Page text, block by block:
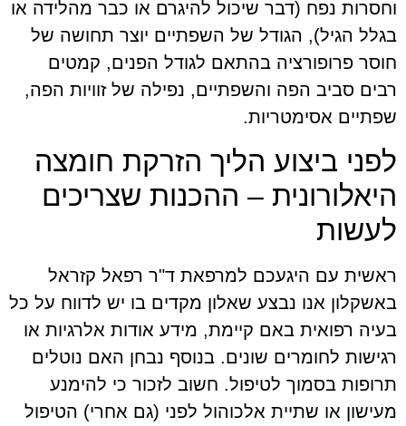
וחסרות נפח (דבר שיכול להיגרם או כבר מהלידה או
בגלל הגיל), הגודל של השפתיים יוצר תחושה של
חוסר פרופורציה בהתאם לגודל הפנים, קמטים
רבים סביב הפה והשפתיים, נפילה של זוויות הפה,
שפתיים אסימטריות.
לפני ביצוע הליך הזרקת חומצה
היאלורונית – ההכנות שצריכים
לעשות
ראשית עם היגעכם למרפאת ד"ר רפאל קזראל
באשקלון אנו נבצע שאלון מקדים בו יש לדווח על כל
בעיה רפואית באם קיימת, מידע אודות אלרגיות או
רגישות לחומרים שונים. בנוסף נבחן האם נוטלים
תרופות בסמוך לטיפול. חשוב לזכור כי להימנע
מעישון או שתיית אלכוהול לפני (גם אחרי) הטיפול